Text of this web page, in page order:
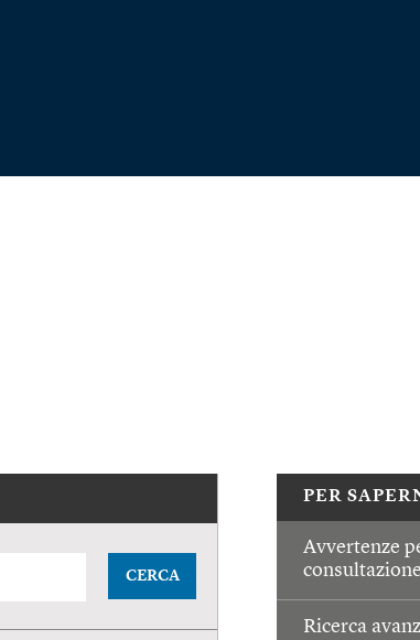
PER
Avvertenze
Ricerca
CERCA